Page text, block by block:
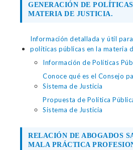
GENERACIÓN DE
MATERIA DE JUSTICIA.
Información detallada y útil
políticas públicas en la materia
Información de Políticas
Conoce qué es el Consejo
Sistema de Justicia
Propuesta de Política
Sistema de Justicia
RELACIÓN DE ABOGADOS
MALA PRÁCTICA